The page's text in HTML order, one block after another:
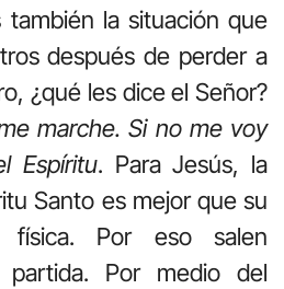
la situación que
después de perder a
¿qué les dice el Señor?
marche. Si no me voy
Espíritu. Para Jesús, la
Santo es mejor que su
física. Por eso salen
Por medio del